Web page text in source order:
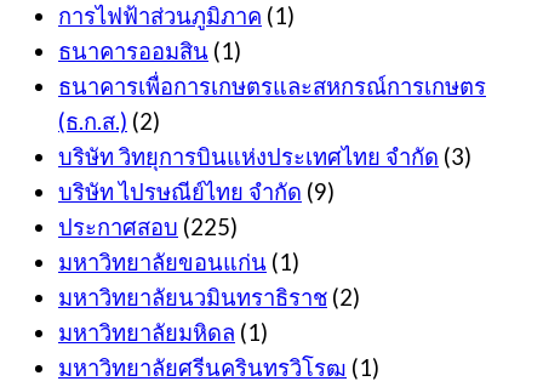
การไฟฟ้าส่วนภูมิภาค (1)
ธนาคารออมสิน (1)
ธนาคารเพื่อการเกษตรและสหกรณ์การเกษตร
(ธ.ก.ส.) (2)
บริษัท วิทยุการบินแห่งประเทศไทย จำกัด (3)
บริษัท ไปรษณีย์ไทย จำกัด (9)
ประกาศสอบ (225)
มหาวิทยาลัยขอนแก่น (1)
มหาวิทยาลัยนวมินทราธิราช (2)
มหาวิทยาลัยมหิดล (1)
มหาวิทยาลัยศรีนครินทรวิโรฒ (1)